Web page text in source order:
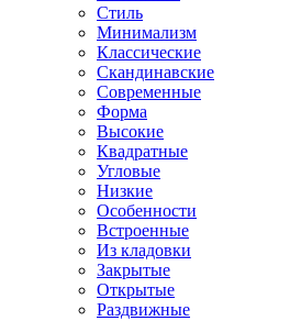
Стиль
Минимализм
Классические
Скандинавские
Современные
Форма
Высокие
Квадратные
Угловые
Низкие
Особенности
Встроенные
Из кладовки
Закрытые
Открытые
Раздвижные